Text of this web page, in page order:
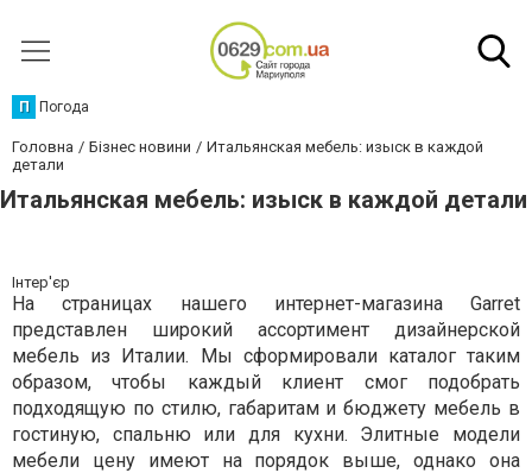
П Погода
Головна Бізнес новини
Итальянская мебель: изыск в каждой
детали
Итальянская мебель: изыск в каждой детали
Інтер'єр
На страницах нашего интернет-магазина Garret
представлен широкий ассортимент дизайнерской
мебель из Италии. Мы сформировали каталог таким
образом, чтобы каждый клиент смог подобрать
подходящую по стилю, габаритам и бюджету мебель в
гостиную, спальню или для кухни. Элитные модели
мебели цену имеют на порядок выше, однако она